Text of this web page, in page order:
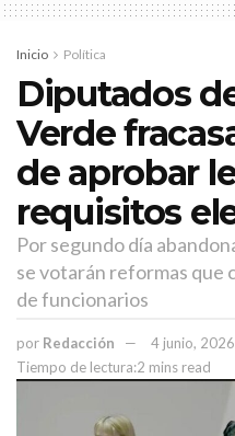
activista de derechos
“retroceso” esta reforma y
Congreso: “fue un cálculo
protección de niñas,
diariamente que sus derechos
dijo…¿así o más claro?.
Ojalá que Clara llame a
atrás, antes de que a los
URNAS….Amén.
Temas: Lo Mas Destacado
Inicio Política
Diputados
Verde
de aprobar
requisitos
Por segundo día
se votarán reformas que
de funcionarios
por Redacción
4 junio, 2026
Tiempo de lectura:2 mins read